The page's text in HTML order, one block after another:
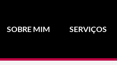
SOBRE MIM SERVIÇOS